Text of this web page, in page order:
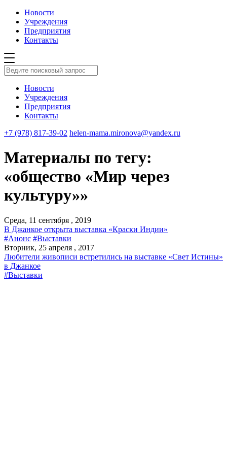
Новости
Учреждения
Предприятия
Контакты
Новости
Учреждения
Предприятия
Контакты
+7 (978) 817-39-02 helen-mama.mironova@yandex.ru
Материалы по тегу:
«общество «Мир через
культуру»»
Среда, 11 сентября , 2019
В Джанкое открыта выставка «Краски Индии»
#Анонс #Выставки
Вторник, 25 апреля , 2017
Любители живописи встретились на выставке «Свет Истины»
в Джанкое
#Выставки